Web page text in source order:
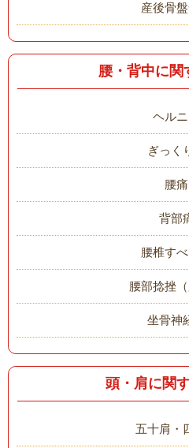
産後骨
腰・背中に関
ヘル
ぎっく
腰痛
背部
腰椎す
腰部捻挫（
坐骨神
頭・肩に関
五十肩・